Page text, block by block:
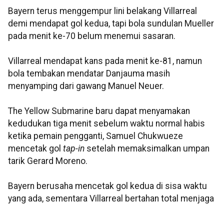
Bayern terus menggempur lini belakang Villarreal
demi mendapat gol kedua, tapi bola sundulan Mueller
pada menit ke-70 belum menemui sasaran.
Villarreal mendapat kans pada menit ke-81, namun
bola tembakan mendatar Danjauma masih
menyamping dari gawang Manuel Neuer.
The Yellow Submarine baru dapat menyamakan
kedudukan tiga menit sebelum waktu normal habis
ketika pemain pengganti, Samuel Chukwueze
mencetak gol tap-in setelah memaksimalkan umpan
tarik Gerard Moreno.
Bayern berusaha mencetak gol kedua di sisa waktu
yang ada, sementara Villarreal bertahan total menjaga